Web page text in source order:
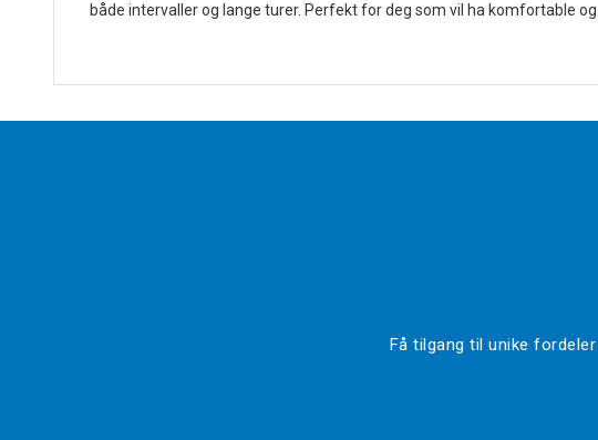
både intervaller og lange turer. Perfekt for deg som vil ha komfortable
Få tilgang til unike